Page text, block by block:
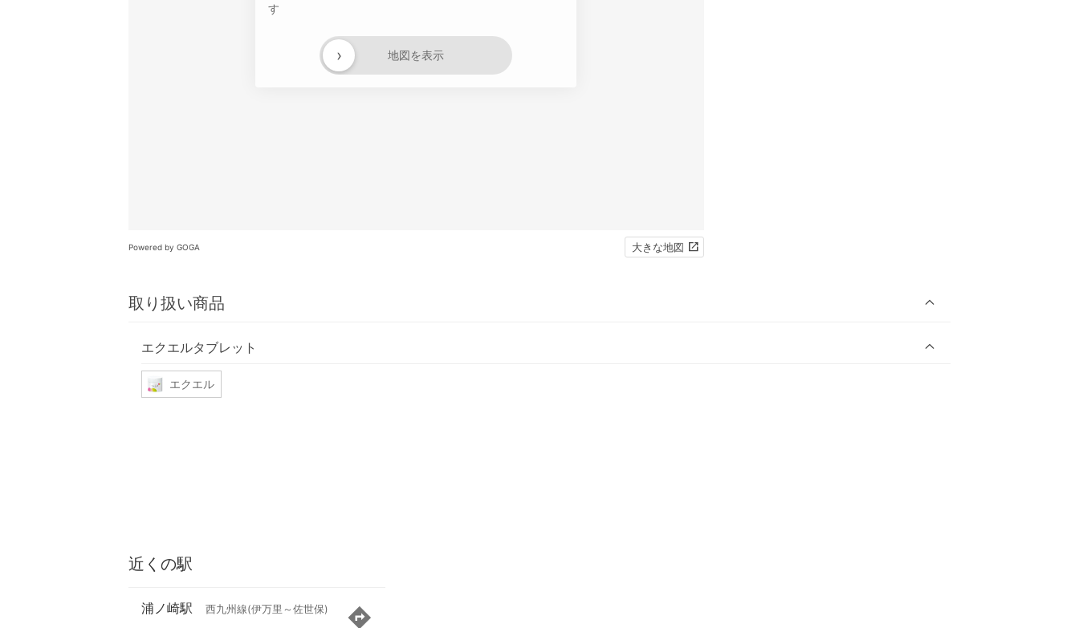
す
地図を表示
›
Powered by GOGA 大きな地図
取り扱い商品
エクエルタブレット
エクエル
近くの駅
浦ノ崎駅 西九州線(伊万里～佐世保)